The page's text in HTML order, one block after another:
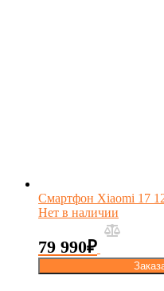
Смартфон Xiaomi 17
Нет в наличии
79 990₽